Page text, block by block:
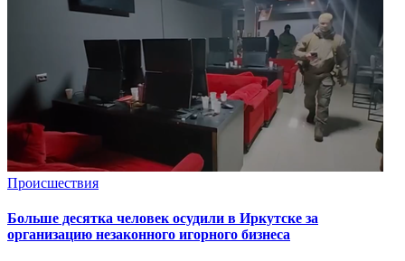
Происшествия
Больше десятка человек осудили в Иркутске за
организацию незаконного игорного бизнеса